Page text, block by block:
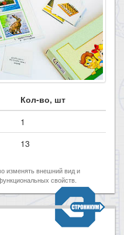
Кол-во, шт
1
13
изменять внешний вид и
свойств.